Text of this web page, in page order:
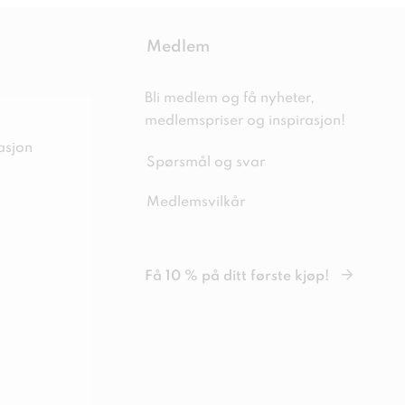
Medlem
Bli medlem og få nyheter,
medlemspriser og inspirasjon!
Spørsmål og svar
Medlemsvilkår
Få 10 % på ditt første kjøp!